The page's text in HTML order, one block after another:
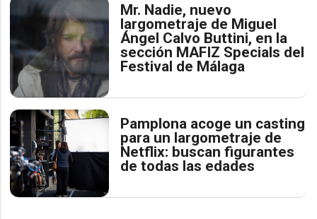
Mr. Nadie, nuevo
largometraje de Miguel
Ángel Calvo Buttini, en la
sección MAFIZ Specials del
Festival de Málaga
Pamplona acoge un casting
para un largometraje de
Netflix: buscan figurantes
de todas las edades